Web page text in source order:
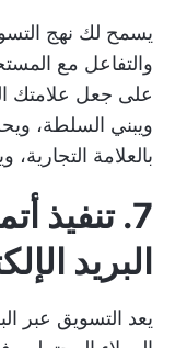
يسمح لك نهج
والتفاعل مع
ويبني السلطة،
بالعلامة
7. تنفيذ
البريد
يعد التسويق عبر